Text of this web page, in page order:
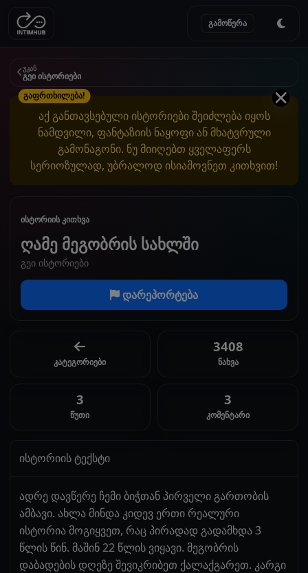
გამოწერა
უკან
გეი ისტორიები
გაფრთხილება!
აქ განთავსებული ისტორიები შეიძლება იყოს
ნამდვილი, ფანტაზიის ნაყოფი ან მხატვრული
გამონაგონი. ნუ მიიღებთ ყველაფერს
სერიოზულად, უბრალოდ ისიამოვნეთ კითხვით!
ისტორიის კითხვა
ღამე მეგობრის სახლში
გეი ისტორიები
დარეპორტება
კატეგორიები
3408
ნახვა
3
წუთი
3
კომენტარი
ისტორიის ტექსტი
ადრე დავწერე ჩემი ბიჭთან პირველი გართობის
ამბავი. ახლა მინდა კიდევ ერთი რეალური
ისტორია მოგიყვეთ, რაც პირადად გადამხდა 3
წლის წინ. მაშინ 22 წლის ვიყავი. მეგობრის
დაბადების დღეზე შევიკრიბეთ ქალაქგარეთ. კარგი